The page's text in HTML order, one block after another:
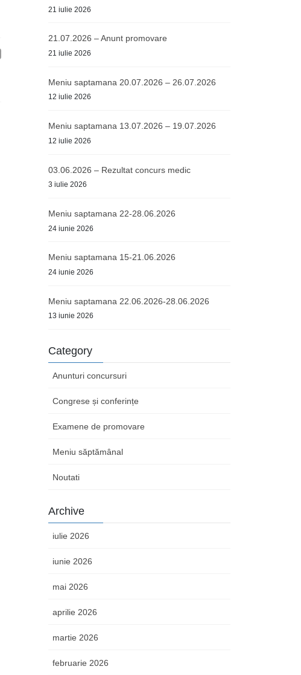
21 iulie 2026
21.07.2026 – Anunt promovare
21 iulie 2026
Meniu saptamana 20.07.2026 – 26.07.2026
12 iulie 2026
Meniu saptamana 13.07.2026 – 19.07.2026
12 iulie 2026
03.06.2026 – Rezultat concurs medic
3 iulie 2026
Meniu saptamana 22-28.06.2026
24 iunie 2026
Meniu saptamana 15-21.06.2026
24 iunie 2026
Meniu saptamana 22.06.2026-28.06.2026
13 iunie 2026
Category
Anunturi concursuri
Congrese și conferințe
Examene de promovare
Meniu săptămânal
Noutati
Archive
iulie 2026
iunie 2026
mai 2026
aprilie 2026
martie 2026
februarie 2026